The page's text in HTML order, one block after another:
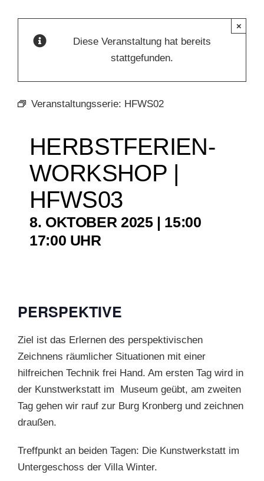
SUCHE
Diese Veranstaltung hat bereits
stattgefunden.
×
Veranstaltungsserie: HFWS02
HERBSTFERIEN-
WORKSHOP |
HFWS03
8. OKTOBER 2025 | 15:00
17:00
PERSPEKTIVE
Ziel ist das Erlernen des perspektivischen
Zeichnens räumlicher Situationen mit einer
hilfreichen Technik frei Hand. Am ersten Tag wird in
der Kunstwerkstatt im Museum geübt, am zweiten
Tag gehen wir rauf zur Burg Kronberg und zeichnen
draußen.
Treffpunkt an beiden Tagen: Die Kunstwerkstatt im
Untergeschoss der Villa Winter.